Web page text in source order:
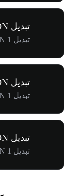
تبدیل LRCXON به IQD
تبدیل 1 LRCXON به ع.د405.33K
تبدیل LRCXON به TWD
تبدیل 1 LRCXON به NT$10.01K
تبدیل LRCXON به DOP
تبدیل 1 LRCXON به RD$18.07K